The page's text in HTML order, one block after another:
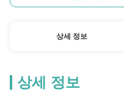
상세 정보
상세 정보